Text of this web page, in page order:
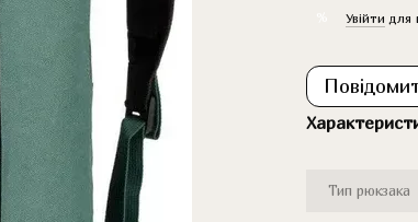
Увійти для
Тип рюкзака